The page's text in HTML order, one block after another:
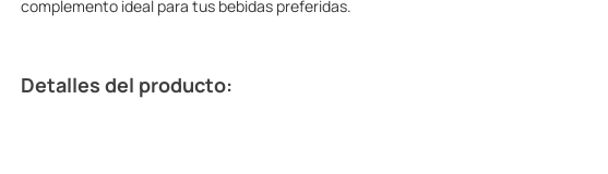
complemento ideal para tus bebidas preferidas.
Detalles del producto: